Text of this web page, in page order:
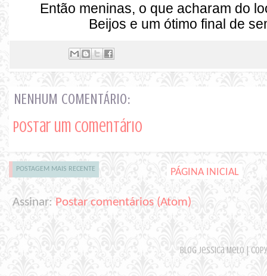
Então meninas, o que acharam do
Beijos e um ótimo final de
NENHUM COMENTÁRIO:
Postar um comentário
POSTAGEM MAIS RECENTE PÁGINA INICIAL
Assinar: Postar comentários (Atom)
Blog Jessica Melo |